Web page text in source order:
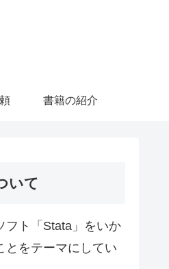
書籍の紹介
いて
フト「Stata」をいか
とをテーマにしてい